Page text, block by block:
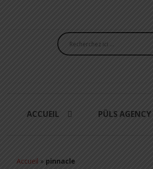
ACCUEIL PÜLS AGENCY
Accueil » pinnacle